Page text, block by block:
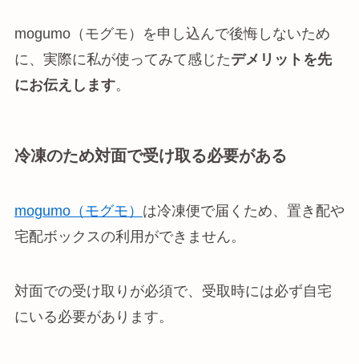
mogumo（モグモ）を申し込んで後悔しないため
に、実際に私が使ってみて感じたデメリットを先
にお伝えします。
冷凍のため対面で受け取る必要がある
mogumo（モグモ） は冷凍便で届くため、置き配や
宅配ボックスの利用ができません。
対面での受け取りが必須で、受取時には必ず自宅
にいる必要があります。